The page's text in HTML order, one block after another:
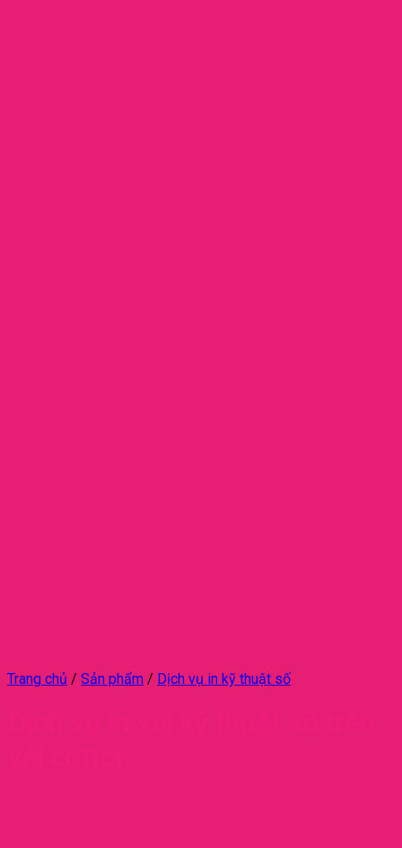
Trang chủ / Sản phẩm / Dịch vụ in kỹ thuật số